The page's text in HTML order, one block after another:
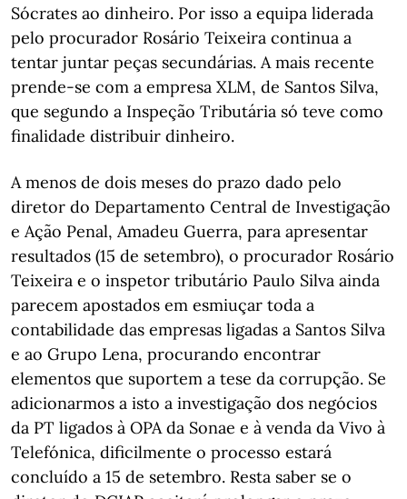
Sócrates ao dinheiro. Por isso a equipa liderada
pelo procurador Rosário Teixeira continua a
tentar juntar peças secundárias. A mais recente
prende-se com a empresa XLM, de Santos Silva,
que segundo a Inspeção Tributária só teve como
finalidade distribuir dinheiro.
A menos de dois meses do prazo dado pelo
diretor do Departamento Central de Investigação
e Ação Penal, Amadeu Guerra, para apresentar
resultados (15 de setembro), o procurador Rosário
Teixeira e o inspetor tributário Paulo Silva ainda
parecem apostados em esmiuçar toda a
contabilidade das empresas ligadas a Santos Silva
e ao Grupo Lena, procurando encontrar
elementos que suportem a tese da corrupção. Se
adicionarmos a isto a investigação dos negócios
da PT ligados à OPA da Sonae e à venda da Vivo à
Telefónica, dificilmente o processo estará
concluído a 15 de setembro. Resta saber se o